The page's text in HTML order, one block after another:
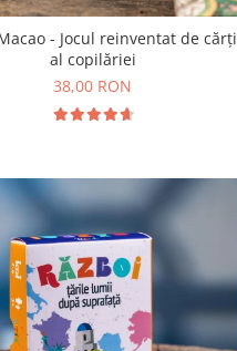
- Jocul reinventat de cărți
al copilăriei
38,00 RON